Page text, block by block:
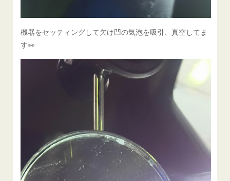
機器をセッティングして欠け凹の気泡を吸引、真空してま
す👀